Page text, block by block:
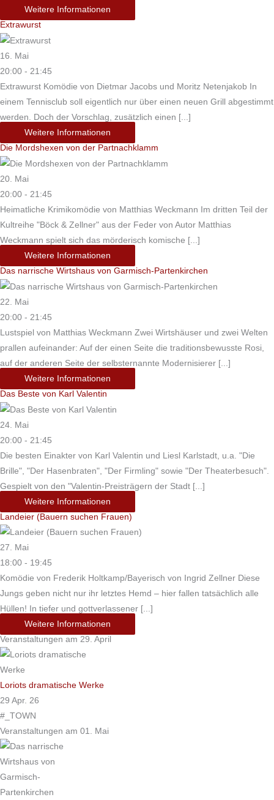
Weitere Informationen
Extrawurst
16. Mai
20:00 - 21:45
Extrawurst Komödie von Dietmar Jacobs und Moritz Netenjakob In
einem Tennisclub soll eigentlich nur über einen neuen Grill abgestimmt
werden. Doch der Vorschlag, zusätzlich einen [...]
Weitere Informationen
Die Mordshexen von der Partnachklamm
20. Mai
20:00 - 21:45
Heimatliche Krimikomödie von Matthias Weckmann Im dritten Teil der
Kultreihe "Böck & Zellner" aus der Feder von Autor Matthias
Weckmann spielt sich das mörderisch komische [...]
Weitere Informationen
Das narrische Wirtshaus von Garmisch-Partenkirchen
22. Mai
20:00 - 21:45
Lustspiel von Matthias Weckmann Zwei Wirtshäuser und zwei Welten
prallen aufeinander: Auf der einen Seite die traditionsbewusste Rosi,
auf der anderen Seite der selbsternannte Modernisierer [...]
Weitere Informationen
Das Beste von Karl Valentin
24. Mai
20:00 - 21:45
Die besten Einakter von Karl Valentin und Liesl Karlstadt, u.a. "Die
Brille", "Der Hasenbraten", "Der Firmling" sowie "Der Theaterbesuch".
Gespielt von den "Valentin-Preisträgern der Stadt [...]
Weitere Informationen
Landeier (Bauern suchen Frauen)
27. Mai
18:00 - 19:45
Komödie von Frederik Holtkamp/Bayerisch von Ingrid Zellner Diese
Jungs geben nicht nur ihr letztes Hemd – hier fallen tatsächlich alle
Hüllen! In tiefer und gottverlassener [...]
Weitere Informationen
Veranstaltungen am 29. April
Loriots dramatische Werke
29 Apr. 26
#_TOWN
Veranstaltungen am 01. Mai